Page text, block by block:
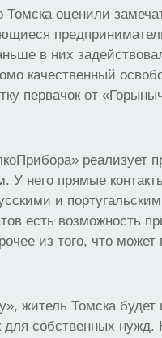
Томска оценили
в них
качественный
первачок от
реализует
него прямые
и
есть возможность
из того, что
житель Томска
собственных нужд.